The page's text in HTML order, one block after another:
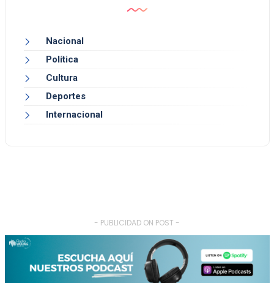
Nacional
Política
Cultura
Deportes
Internacional
- PUBLICIDAD ON POST -